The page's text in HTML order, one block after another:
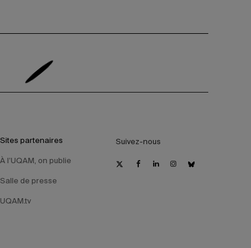
Sites partenaires
À l’UQAM, on publie
Salle de presse
UQAM.tv
Suivez-nous